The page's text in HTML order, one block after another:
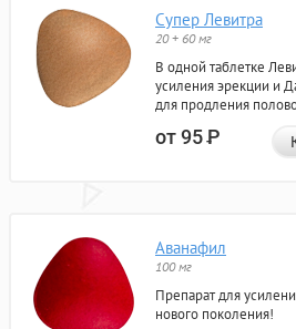
Супер Левитра
20 + 60 мг
В одной таблетке
усиления эрекции и
для продления
от 95Р
Аванафил
100 мг
Препарат для
нового поколения!